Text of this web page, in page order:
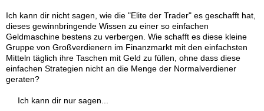
Ich kann dir nicht sagen, wie die "Elite der Trader" es geschafft hat,
dieses gewinnbringende Wissen zu einer so einfachen
Geldmaschine bestens zu verbergen. Wie schafft es diese kleine
Gruppe von Großverdienern im Finanzmarkt mit den einfachsten
Mitteln täglich ihre Taschen mit Geld zu füllen, ohne dass diese
einfachen Strategien nicht an die Menge der Normalverdiener
geraten?
Ich kann dir nur sagen...